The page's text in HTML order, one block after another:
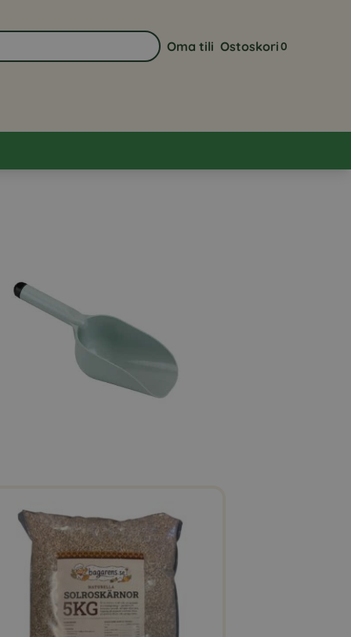
Siirry sivulle Oma tili
Oma tili
Näytä
Ostoskori0